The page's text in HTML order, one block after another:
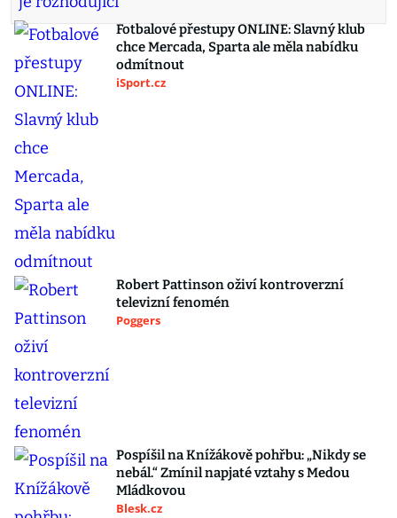
Fotbalové přestupy ONLINE: Slavný klub
chce Mercada, Sparta ale měla nabídku
odmítnout
iSport.cz
Robert Pattinson oživí kontroverzní
televizní fenomén
Poggers
Pospíšil na Knížákově pohřbu: „Nikdy se
nebál.“ Zmínil napjaté vztahy s Medou
Mládkovou
Blesk.cz